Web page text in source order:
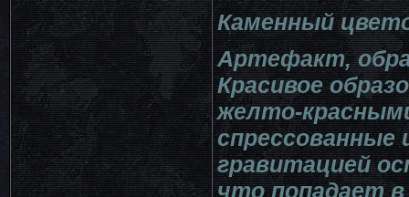
Каменный
Артефакт,
Красивое
желто-
спрессованные
гравитацией
что попадает